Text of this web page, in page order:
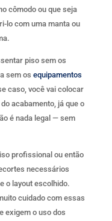
cômodo ou que seja
lo com uma manta ou
piso sem os
sem os equipamentos
caso, você vai colocar
acabamento, já que o
é nada legal — sem
profissional ou então
necessários
o layout escolhido.
cuidado com essas
exigem o uso dos